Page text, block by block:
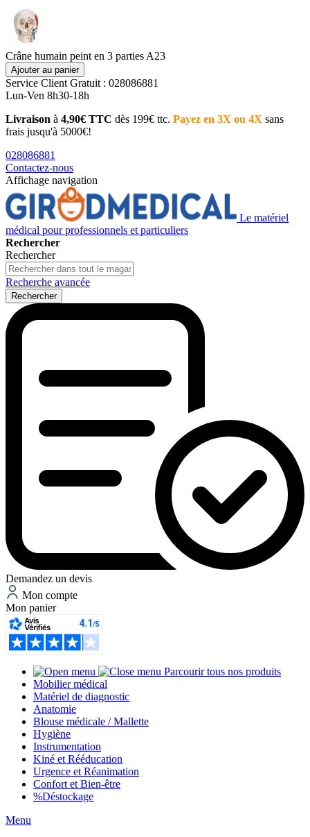
Crâne humain peint en 3 parties A23
Ajouter au panier
Service Client Gratuit : 028086881
Lun-Ven 8h30-18h
Livraison à 4,90€ TTC dès 199€ ttc. Payez en 3X ou 4X sans
frais jusqu'à 5000€!
028086881
Contactez-nous
Affichage navigation
Le matériel
médical pour professionnels et particuliers
Rechercher
Rechercher
Recherche avancée
Rechercher
Demandez un devis
Mon compte
Mon panier
Parcourir tous nos produits
Mobilier médical
Matériel de diagnostic
Anatomie
Blouse médicale / Mallette
Hygiène
Instrumentation
Kiné et Rééducation
Urgence et Réanimation
Confort et Bien-être
%Déstockage
Menu